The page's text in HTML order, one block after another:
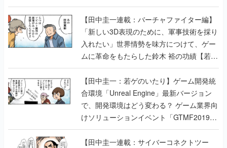
【若ゲのいたり最終回】
【田中圭一連載：バーチャファイター編】
「新しい3D表現のために、軍事技術を採り
入れたい」世界情勢を味方につけて、ゲー
ムに革命をもたらした鈴木 裕の功績【若ゲ
のいたり】
【田中圭一：若ゲのいたり】ゲーム開発統
合環境「Unreal Engine」最新バージョン
で、開発環境はどう変わる？ ゲーム業界向
けソリューションイベント「GTMF2019」
に行って、より理解を深めよう【PR】
【田中圭一連載：サイバーコネクトツー